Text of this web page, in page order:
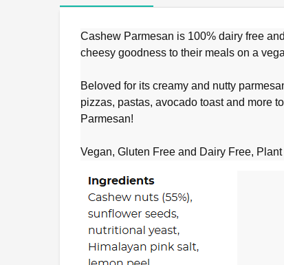
Cashew Parmesan is 100% dairy free
cheesy goodness to their meals on a
Beloved for its creamy and nutty
pizzas, pastas, avocado toast and more
Parmesan!
Vegan, Gluten Free and Dairy Free,